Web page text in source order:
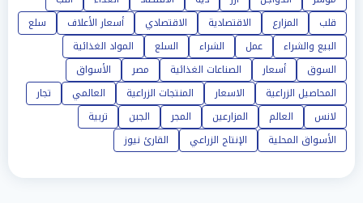
قلب
المزارع الاقتصادية الاقتصادي أسعار الأعلاف
سلع
البيع والشراء
عمل الشراء السلع
المواد الغذائية
السوق
أسعار الصناعات الغذائية مصر
الأسواق
المحاصيل الزراعية
الاسعار المنتجات الزراعية العالمي
تجار
لانس
العالم المزارعين المجر الجبن
تربية
الأسواق المحلية
الإنتاج الزراعي القارئ نيوز